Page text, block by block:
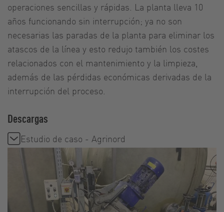
operaciones sencillas y rápidas. La planta lleva 10
años funcionando sin interrupción; ya no son
necesarias las paradas de la planta para eliminar los
atascos de la línea y esto redujo también los costes
relacionados con el mantenimiento y la limpieza,
además de las pérdidas económicas derivadas de la
interrupción del proceso.
Descargas
Estudio de caso - Agrinord